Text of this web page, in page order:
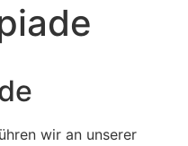
wir an unserer